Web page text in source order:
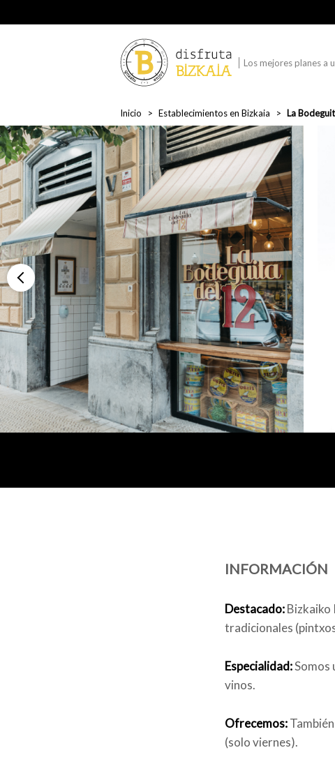
Los mejores planes a
Inicio Establecimientos en Bizkaia La
INFORMACIÓN
Destacado:Bizkaiko
tradicionales
Especialidad:Somos
vinos.
Ofrecemos:
(solo viernes).